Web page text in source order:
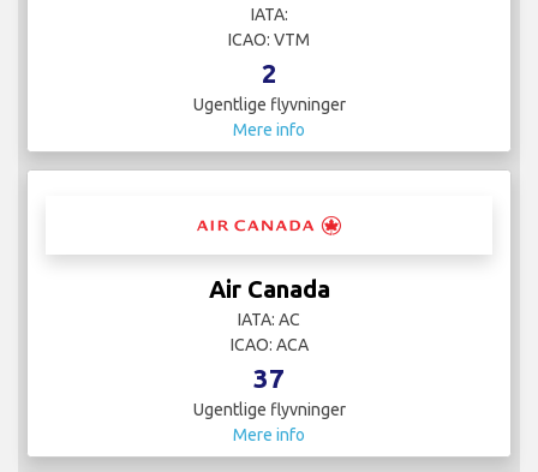
IATA:
ICAO: VTM
2
Ugentlige flyvninger
Mere info
Air Canada
IATA: AC
ICAO: ACA
37
Ugentlige flyvninger
Mere info